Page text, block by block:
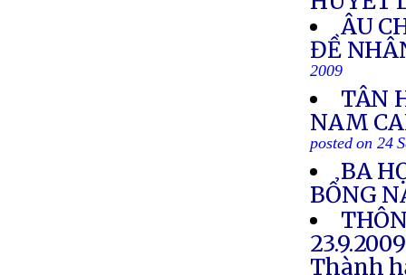
ÂU
ĐỀ
2009
TÂN
NAM
posted on 24
BA
BỔNG
Thành